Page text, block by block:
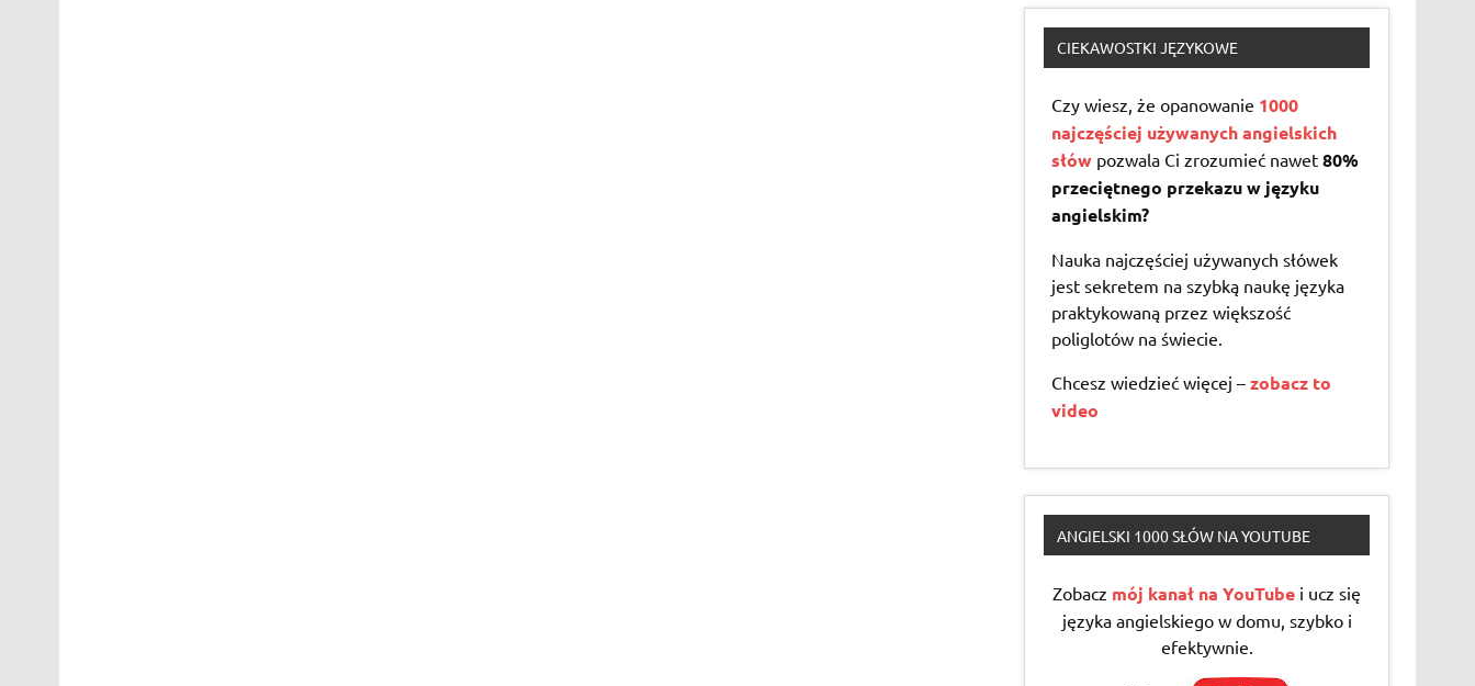
CIEKAWOSTKI JĘZYKOWE
Czy wiesz, że opanowanie 1000
najczęściej używanych angielskich
słów pozwala Ci zrozumieć nawet80%
przeciętnego przekazu w języku
angielskim?
Nauka najczęściej używanych słówek
jest sekretem na szybką naukę języka
praktykowaną przez większość
poliglotów na świecie.
Chcesz wiedzieć więcej –zobacz to
video
ANGIELSKI 1000 SŁÓW NA YOUTUBE
Zobacz mój kanał na YouTube i ucz się
języka angielskiego w domu, szybko i
efektywnie.